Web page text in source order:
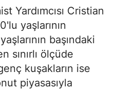
Yardımcısı Cristian
yaşlarının
başındaki
sınırlı ölçüde
kuşakların ise
piyasasıyla